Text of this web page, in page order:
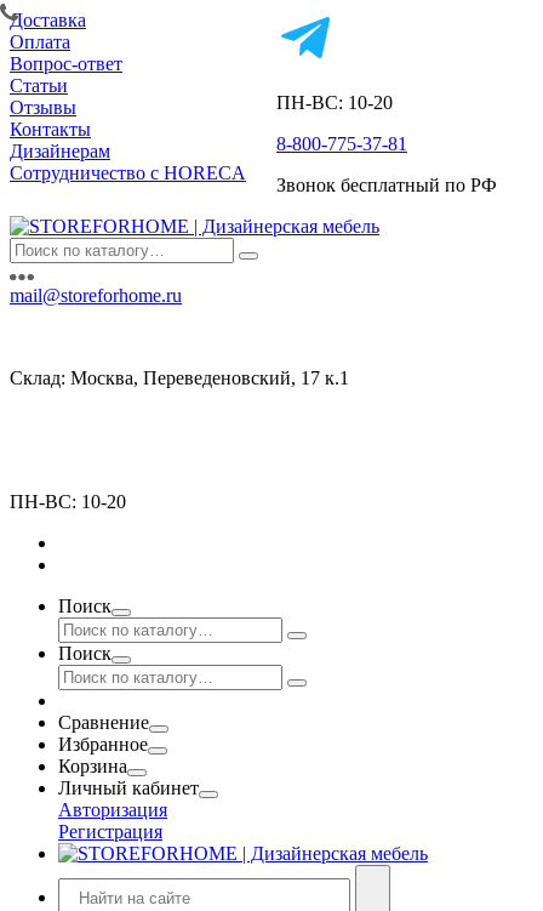
Доставка
Оплата
Вопрос-ответ
Статьи
Отзывы
Контакты
Дизайнерам
Сотрудничество с HORECA
ПН-ВС: 10-20
8-800-775-37-81
Звонок бесплатный по РФ
mail@storeforhome.ru
Склад: Москва, Переведеновский, 17 к.1
ПН-ВС: 10-20
Поиск
Поиск
Сравнение
Избранное
Корзина
Личный кабинет
Авторизация
Регистрация